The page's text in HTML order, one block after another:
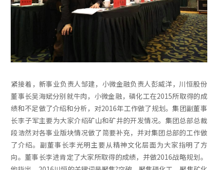
紧接着，新事业负责人邹建，小微金融负责人彭威洋，川恒股份
董事长吴海斌分别就牛肉，小微金融，磷化工在2015所取得的成
绩和不足做了介绍和分析，对2016年工作做了规划。集团副董事
长李子军主要为大家介绍矿山和矿井的开发情况。集团总部总裁
段浩然对各事业版块情况做了简要补充，并对集团总部的工作做
了介绍。副董事长李光明主要从精神文化层面为大家指明了方
向。董事长李进肯定了大家所取得的成绩，并做2016战略规划。